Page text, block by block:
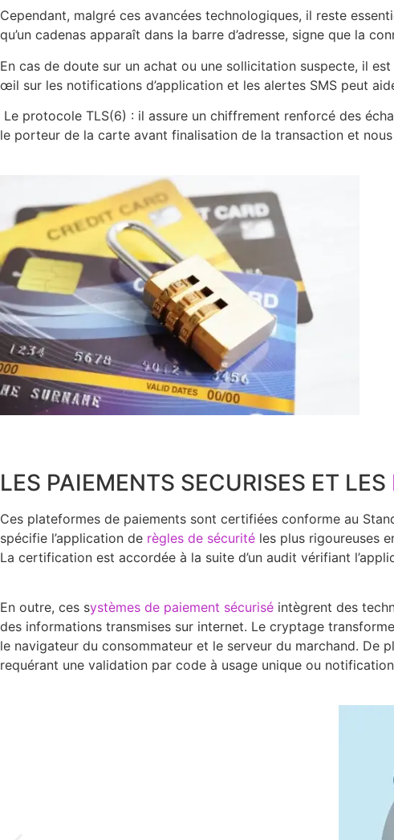
Cependant, malgré ces avancées technologiques, il reste
qu’un cadenas apparaît dans la barre d’adresse, signe que la
En cas de doute sur un achat ou une sollicitation suspecte, il
œil sur les notifications d’application et les alertes SMS peut
Le protocole TLS(6) : il assure un chiffrement renforcé des
le porteur de la carte avant finalisation de la transaction et
LES PAIEMENTS SECURISES ET LES
Ces plateformes de paiements sont certifiées conforme au
spécifie l’application de règles de sécurité les plus rigoureuses
La certification est accordée à la suite d’un audit vérifiant
En outre, ces systèmes de paiement sécurisé intègrent des
des informations transmises sur internet. Le cryptage
le navigateur du consommateur et le serveur du marchand. De
requérant une validation par code à usage unique ou